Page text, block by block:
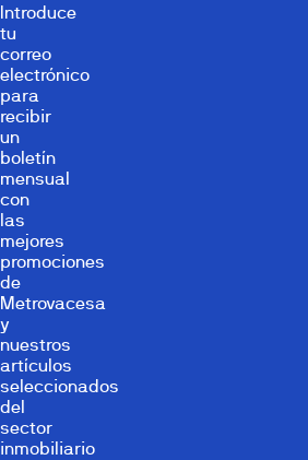
Introduce
tu
correo
electrónico
para
recibir
un
boletín
mensual
con
las
mejores
promociones
de
Metrovacesa
y
nuestros
artículos
seleccionados
del
sector
inmobiliario